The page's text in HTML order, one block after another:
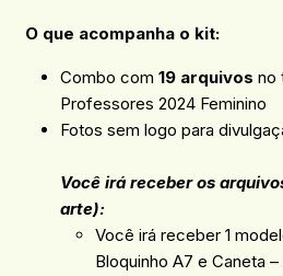
O que acompanha o kit:
Combo com 19 arquivos no
Professores 2024 Feminino
Fotos sem logo para
Você irá receber os
arte):
Você irá receber 1
Bloquinho A7 e Caneta –